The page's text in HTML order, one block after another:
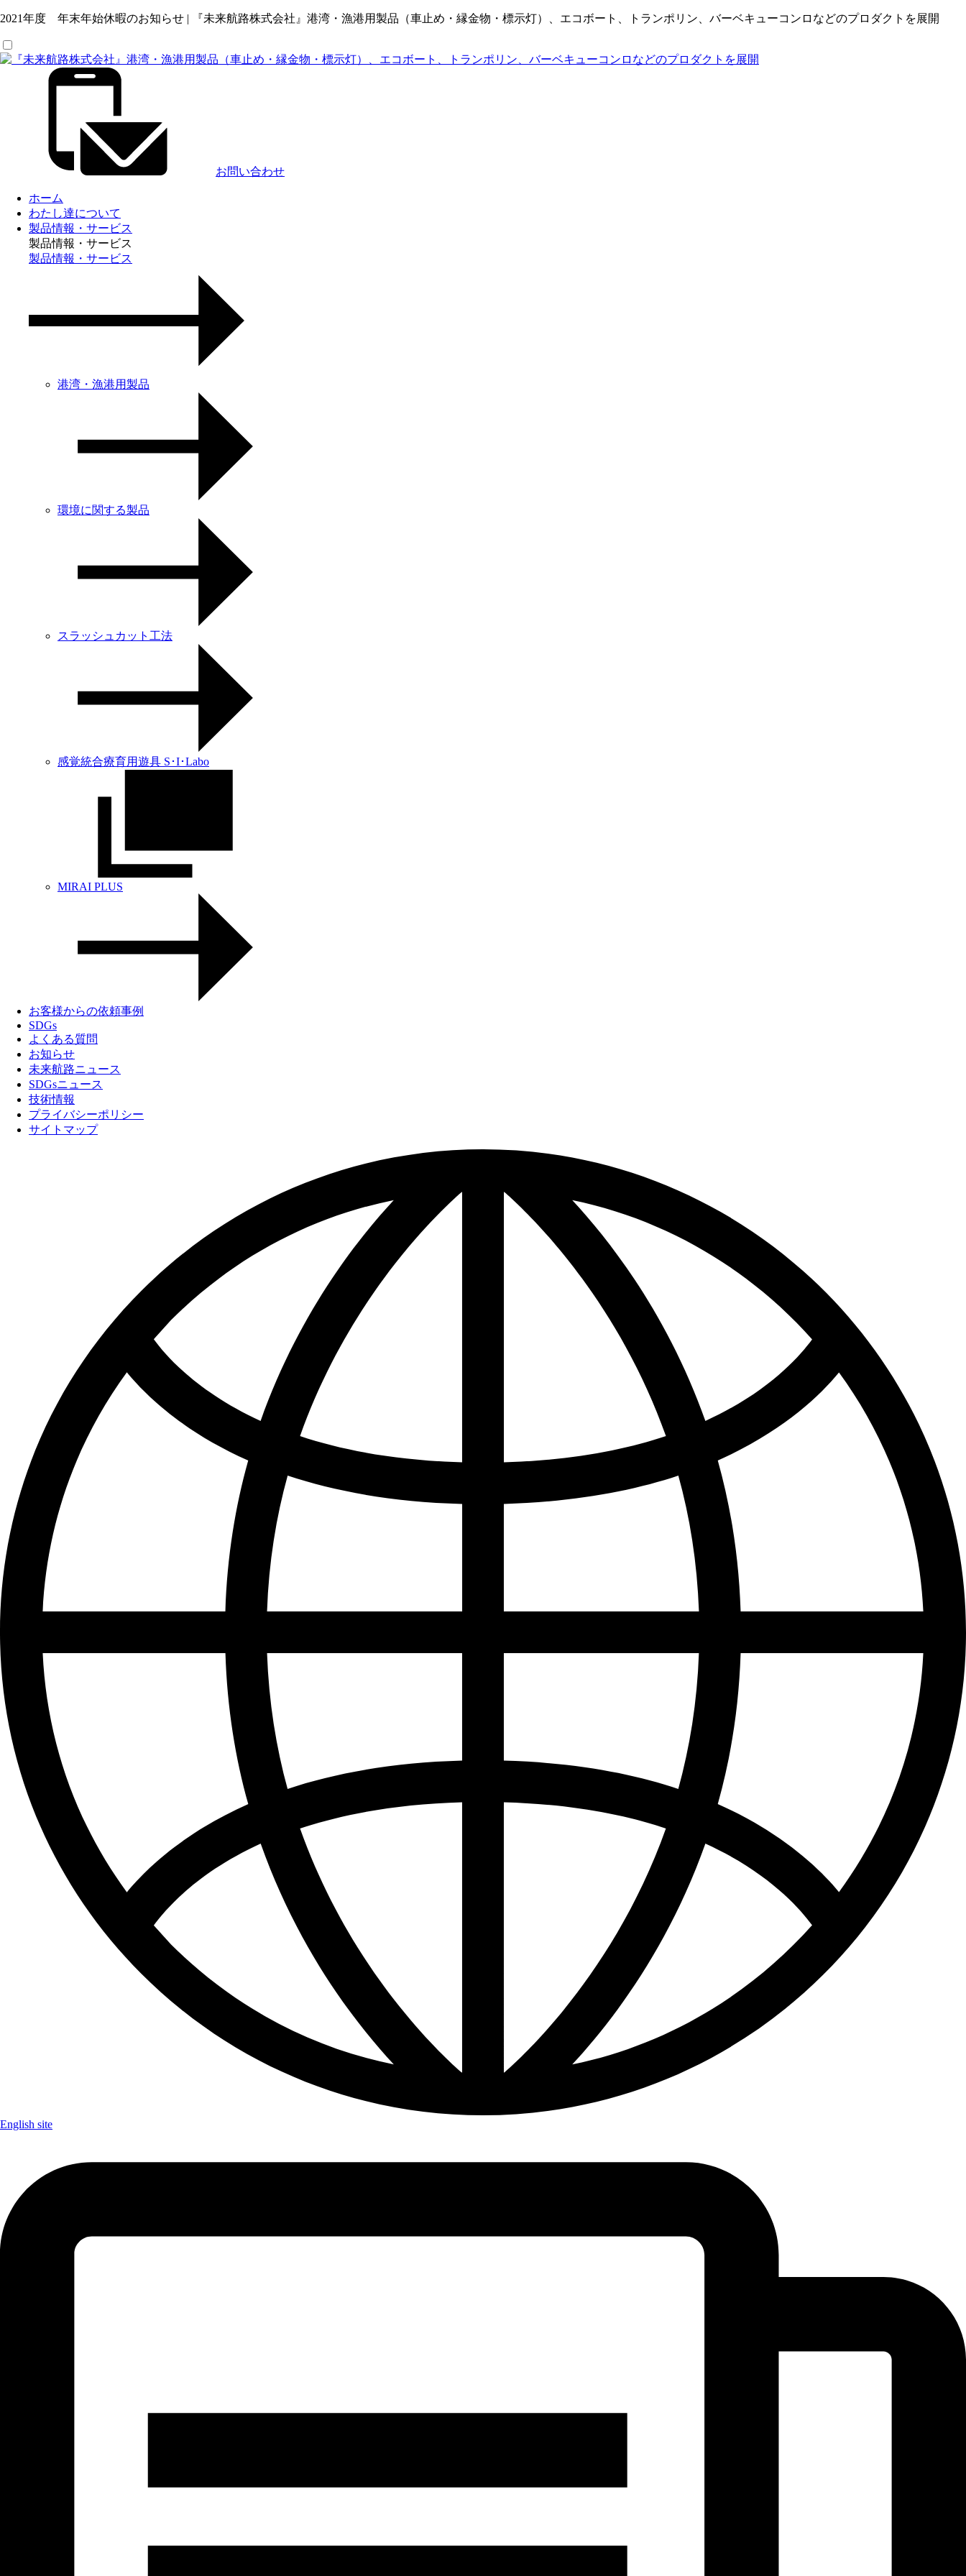
2021年度 年末年始休暇のお知らせ | 『未来航路株式会社』港湾・漁港用製品（車止め・縁金物・標示灯）、エコボート、トランポリン、バーベキューコンロなどのプロダクトを展開
お問い合わせ
ホーム
わたし達について
製品情報・サービス
製品情報・サービス
製品情報・サービス
港湾・漁港用製品
環境に関する製品
スラッシュカット工法
感覚統合療育用遊具 S･I･Labo
MIRAI PLUS
お客様からの依頼事例
SDGs
よくある質問
お知らせ
未来航路ニュース
SDGsニュース
技術情報
プライバシーポリシー
サイトマップ
English site